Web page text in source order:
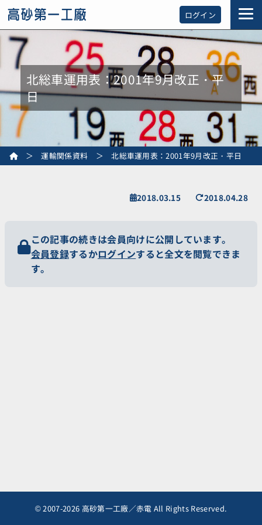
ログイン
北総車運用表：2001年9月改正・平
日
＞運輸関係資料 ＞北総車運用表：2001年9月改正・平日
2018.03.15 2018.04.28
この記事の続きは会員向けに公開しています。
会員登録するかログインすると全文を閲覧できま
す。
© 2007-2026 高砂第一工廠／赤電 All Rights Reserved.